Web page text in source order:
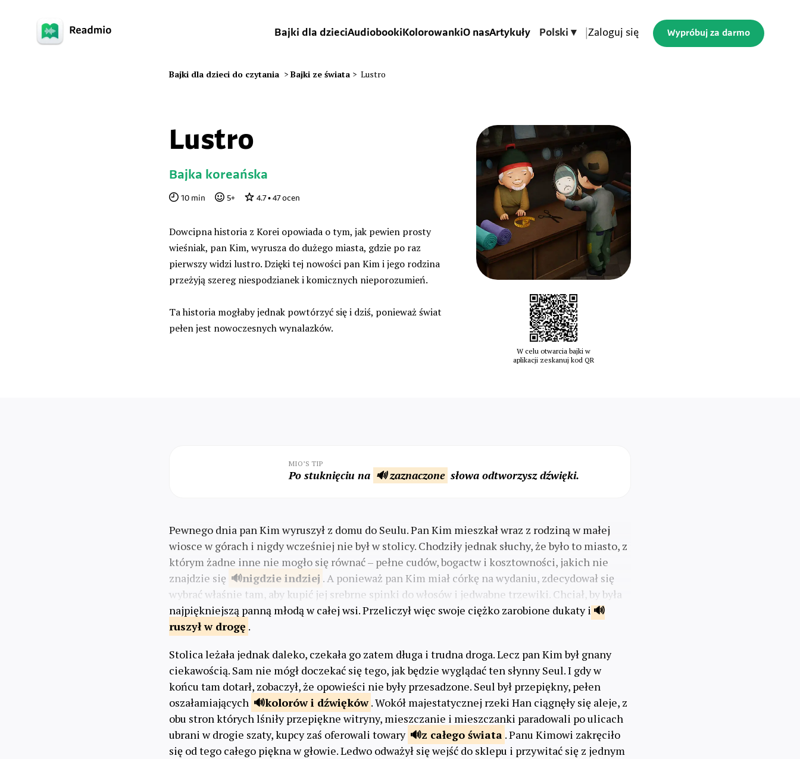
Bajki dla dzieciAudiobooki KolorowankiO nasArtykuły Polski ▾ Zaloguj się Wypróbuj za darmo
Bajki dla dzieci do czytania > Bajki ze świata > Lustro
Lustro
Bajka koreańska
10 min 5+ 4.7• 47ocen
Dowcipna historia z Korei opowiada o tym, jak pewien prosty
wieśniak, pan Kim, wyrusza do dużego miasta, gdzie po raz
pierwszy widzi lustro. Dzięki tej nowości pan Kim i jego rodzina
przeżyją szereg niespodzianek i komicznych nieporozumień.
Ta historia mogłaby jednak powtórzyć się i dziś, ponieważ świat
pełen jest nowoczesnych wynalazków.
W celu otwarcia bajki w
aplikacji zeskanuj kod QR
MIO’S TIP
Po stuknięciu na 🔊 zaznaczone słowa odtworzysz dźwięki.
Pewnego dnia pan Kim wyruszył z domu do Seulu. Pan Kim mieszkał wraz z rodziną w małej
wiosce w górach i nigdy wcześniej nie był w stolicy. Chodziły jednak słuchy, że było to miasto, z
którym żadne inne nie mogło się równać – pełne cudów, bogactw i kosztowności, jakich nie
znajdzie się
nigdzie indziej . A ponieważ pan Kim miał córkę na wydaniu, zdecydował się
wybrać właśnie tam, aby kupić jej srebrne spinki do włosów i jedwabne trzewiki. Chciał, by była
najpiękniejszą panną młodą w całej wsi. Przeliczył więc swoje ciężko zarobione dukaty i
ruszyłw drogę .
Stolica leżała jednak daleko, czekała go zatem długa i trudna droga. Lecz pan Kim był gnany
ciekawością. Sam nie mógł doczekać się tego, jak będzie wyglądać ten słynny Seul. I gdy w
końcu tam dotarł, zobaczył, że opowieści nie były przesadzone. Seul był przepiękny, pełen
oszałamiających
kolorów i dźwięków . Wokół majestatycznej rzeki Han ciągnęły się aleje, z
obu stron których lśniły przepiękne witryny, mieszczanie i mieszczanki paradowali po ulicach
ubrani w drogie szaty, kupcy zaś oferowali towary
z całego świata . Panu Kimowi zakręciło
się od tego całego piękna w głowie. Ledwo odważył się wejść do sklepu i przywitać się z jednym